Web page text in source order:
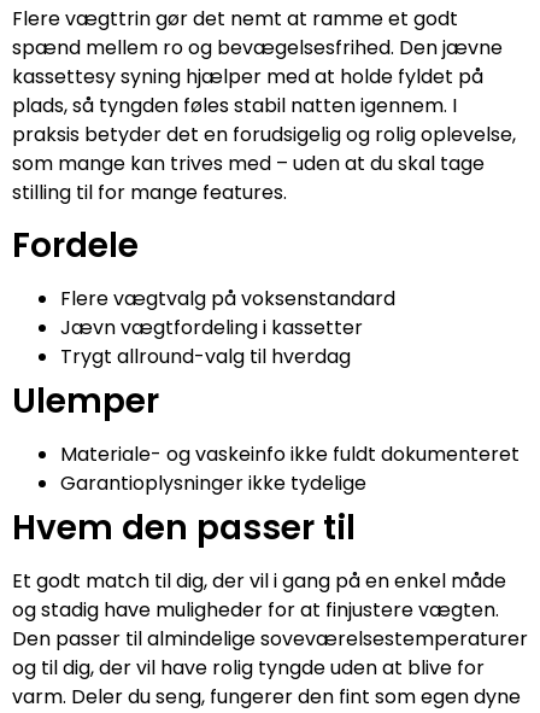
Flere vægttrin gør det nemt at ramme et godt
spænd mellem ro og bevægelsesfrihed. Den jævne
kassettesy syning hjælper med at holde fyldet på
plads, så tyngden føles stabil natten igennem. I
praksis betyder det en forudsigelig og rolig oplevelse,
som mange kan trives med – uden at du skal tage
stilling til for mange features.
Fordele
Flere vægtvalg på voksenstandard
Jævn vægtfordeling i kassetter
Trygt allround-valg til hverdag
Ulemper
Materiale- og vaskeinfo ikke fuldt dokumenteret
Garantioplysninger ikke tydelige
Hvem den passer til
Et godt match til dig, der vil i gang på en enkel måde
og stadig have muligheder for at finjustere vægten.
Den passer til almindelige soveværelsestemperaturer
og til dig, der vil have rolig tyngde uden at blive for
varm. Deler du seng, fungerer den fint som egen dyne